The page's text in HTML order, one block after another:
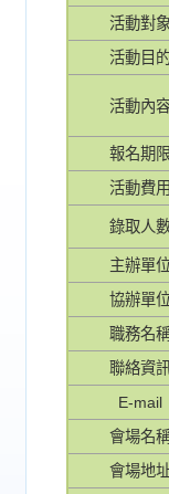
活動對象
活動目
活動內
報名期
活動費用
錄取人
主辦單
協辦單
職務名
聯絡資訊
E-mail
會場名
會場地